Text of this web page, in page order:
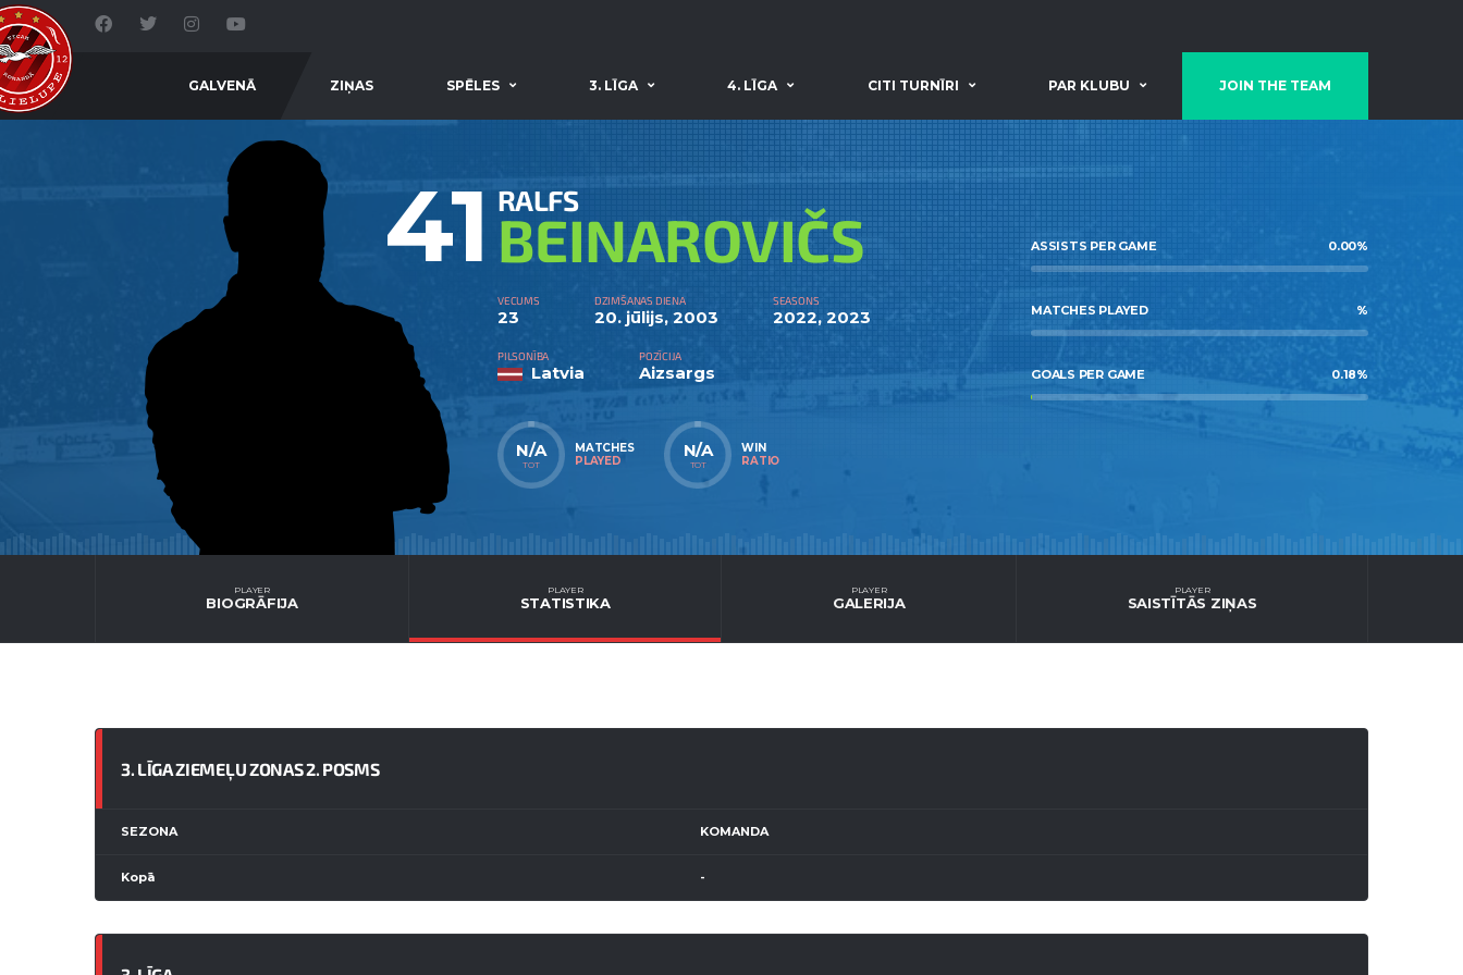
GALVENĀ ZIŅAS SPĒLES 3. LĪGA 4. LĪGA CITI TURNĪRI PAR KLUBU JOIN THE TEAM
41 RALFS
BEINAROVIČS
VECUMS
23
DZIMŠANAS DIENA
20. jūlijs, 2003
SEASONS
2022, 2023
PILSONĪBA
Latvia
POZĪCIJA
Aizsargs
N/A
TOT
MATCHES
PLAYED
N/A
TOT
WIN
RATIO
ASSISTS PER GAME 0.00%
MATCHES PLAYED %
GOALS PER GAME 0.18%
PLAYER
BIOGRĀFIJA
PLAYER
STATISTIKA
PLAYER
GALERIJA
PLAYER
SAISTĪTĀS ZIŅAS
3. LĪGA ZIEMEĻU ZONAS 2. POSMS
SEZONA KOMANDA
Kopā -